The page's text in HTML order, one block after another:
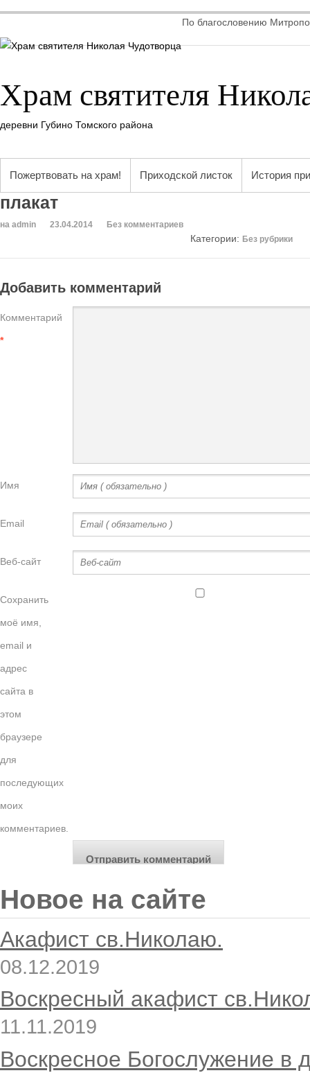
По благословению
Храм святителя
деревни Губино Томского района
Пожертвовать на храм! Приходской листок История
плакат
на admin 23.04.2014 Без комментариев
Категории: Без рубрики
Добавить комментарий
Комментарий
*
Имя
Email
Веб-сайт
Сохранить
моё имя,
email и
адрес
сайта в
этом
браузере
для
последующих
моих
комментариев.
Новое на сайте
Акафист св.Николаю.
08.12.2019
Воскресный акафист
11.11.2019
Воскресное Богослужение в